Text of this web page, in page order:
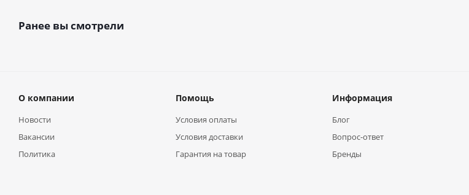
Ранее вы смотрели
О компании
Новости
Вакансии
Политика
Помощь
Условия оплаты
Условия доставки
Гарантия на товар
Информация
Блог
Вопрос-ответ
Бренды